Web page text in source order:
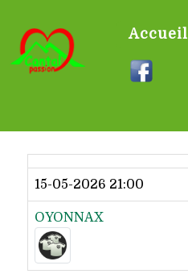
Accueil
15-05-2026 21:00
OYONNAX